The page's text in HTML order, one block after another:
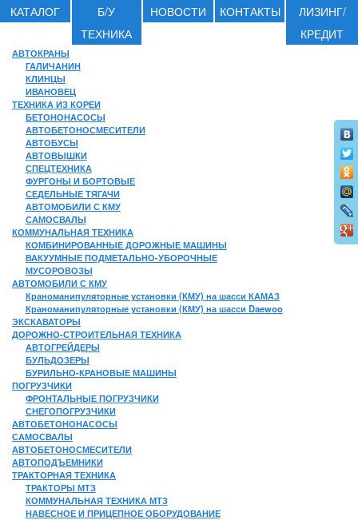
КАТАЛОГ
Б/У
ТЕХНИКА
НОВОСТИ КОНТАКТЫ
ЛИЗИНГ/
КРЕДИТ
АВТОКРАНЫ
ГАЛИЧАНИН
КЛИНЦЫ
ИВАНОВЕЦ
ТЕХНИКА ИЗ КОРЕИ
БЕТОНОНАСОСЫ
АВТОБЕТОНОСМЕСИТЕЛИ
АВТОБУСЫ
АВТОВЫШКИ
СПЕЦТЕХНИКА
ФУРГОНЫ И БОРТОВЫЕ
СЕДЕЛЬНЫЕ ТЯГАЧИ
АВТОМОБИЛИ С КМУ
САМОСВАЛЫ
КОММУНАЛЬНАЯ ТЕХНИКА
КОМБИНИРОВАННЫЕ ДОРОЖНЫЕ МАШИНЫ
ВАКУУМНЫЕ ПОДМЕТАЛЬНО-УБОРОЧНЫЕ
МУСОРОВОЗЫ
АВТОМОБИЛИ С КМУ
Краноманипуляторные установки (КМУ) на шасси КАМАЗ
Краноманипуляторные установки (КМУ) на шасси Daewoo
ЭКСКАВАТОРЫ
ДОРОЖНО-СТРОИТЕЛЬНАЯ ТЕХНИКА
АВТОГРЕЙДЕРЫ
БУЛЬДОЗЕРЫ
БУРИЛЬНО-КРАНОВЫЕ МАШИНЫ
ПОГРУЗЧИКИ
ФРОНТАЛЬНЫЕ ПОГРУЗЧИКИ
СНЕГОПОГРУЗЧИКИ
АВТОБЕТОНОНАСОСЫ
САМОСВАЛЫ
АВТОБЕТОНОСМЕСИТЕЛИ
АВТОПОДЪЕМНИКИ
ТРАКТОРНАЯ ТЕХНИКА
ТРАКТОРЫ МТЗ
КОММУНАЛЬНАЯ ТЕХНИКА МТЗ
НАВЕСНОЕ И ПРИЦЕПНОЕ ОБОРУДОВАНИЕ